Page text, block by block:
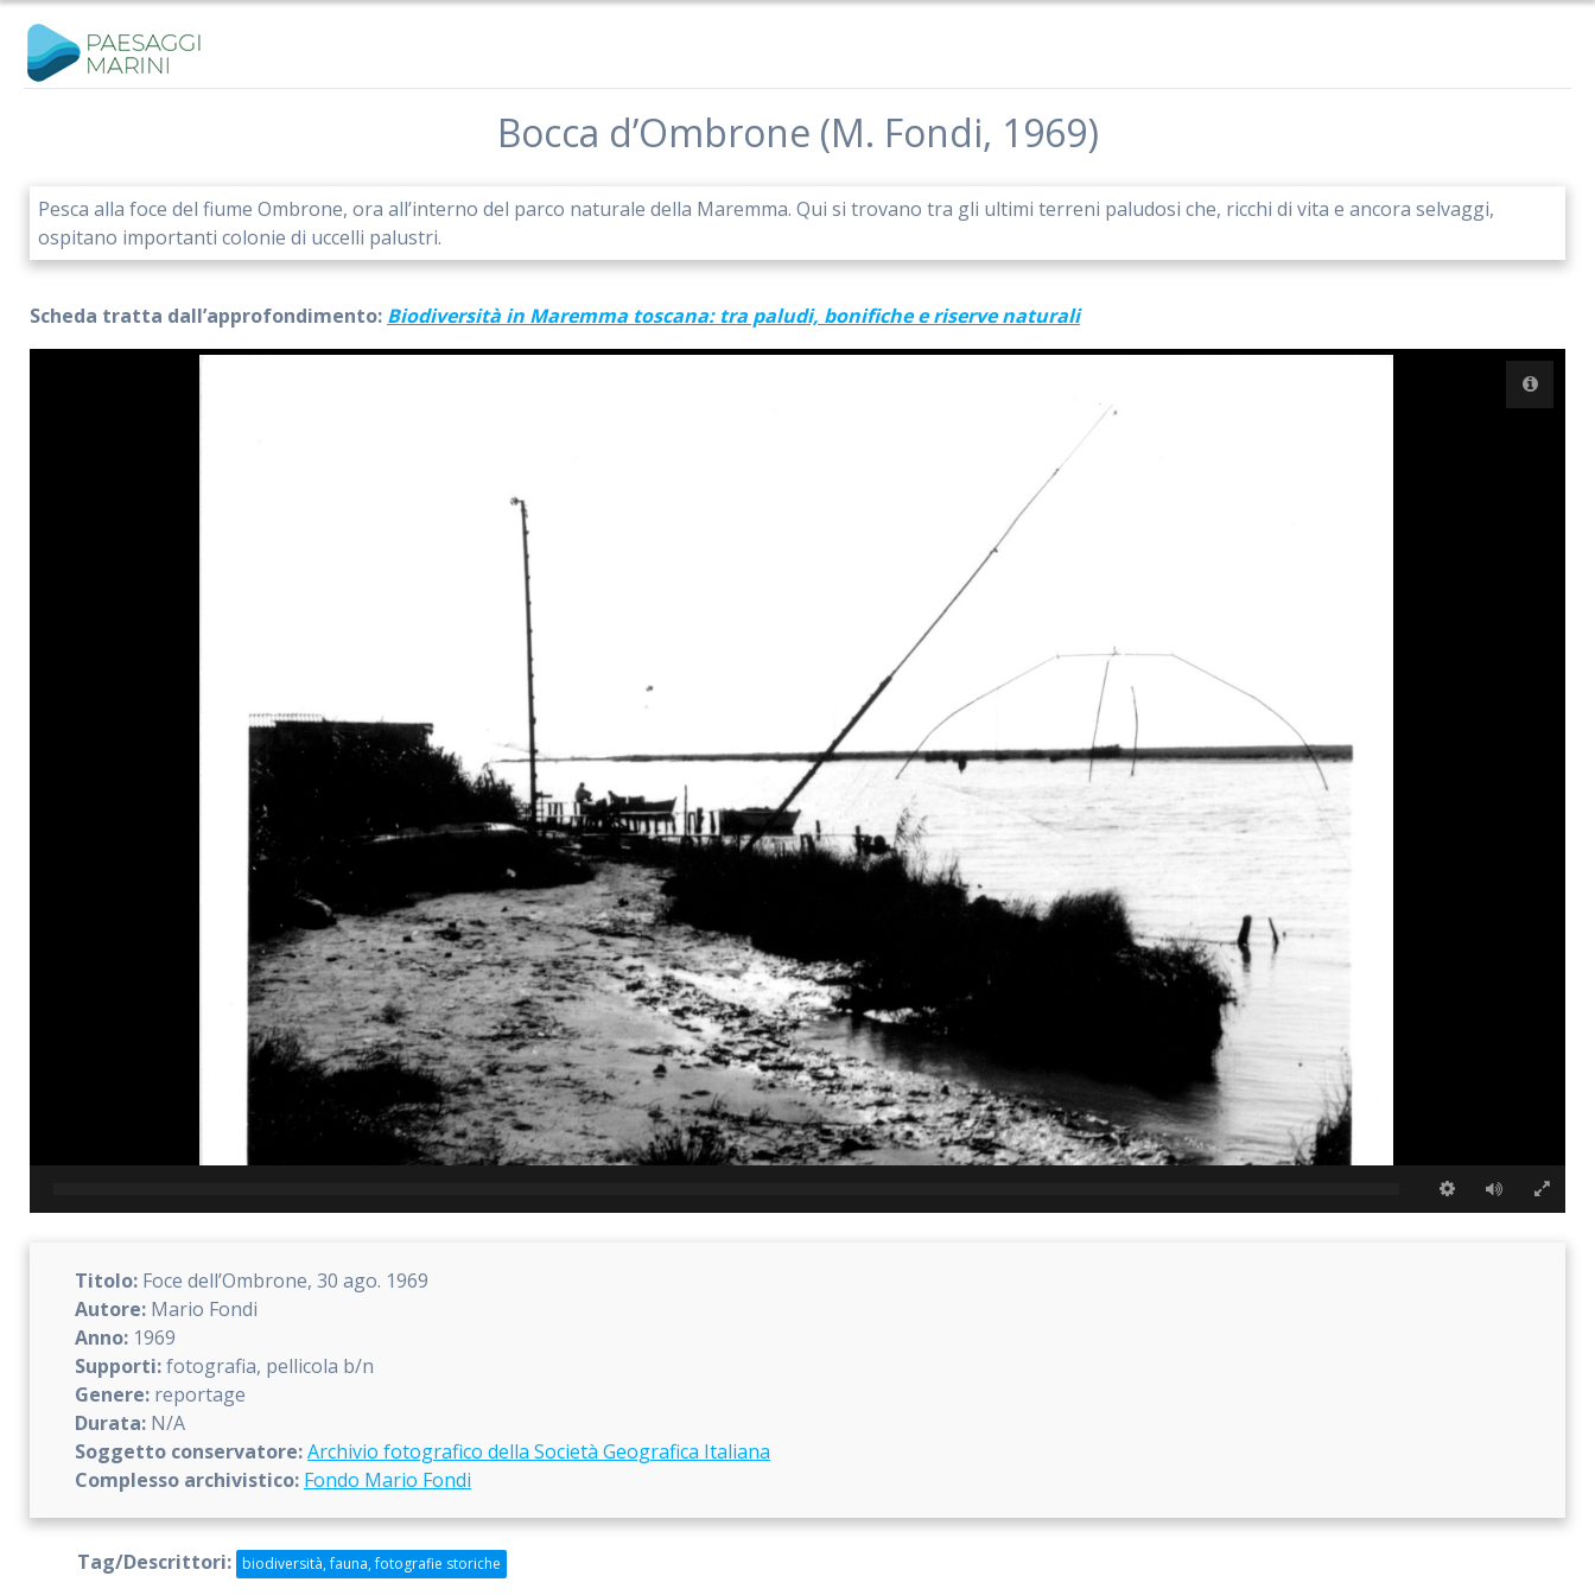
contenuto
Bocca d’Ombrone (M. Fondi, 1969)
Pesca alla foce del fiume Ombrone, ora all’interno del parco naturale della Maremma. Qui si trovano tra gli ultimi terreni paludosi che, ricchi di vita e ancora selvaggi,
ospitano importanti colonie di uccelli palustri.
Scheda tratta dall’approfondimento: Biodiversità in Maremma toscana: tra paludi, bonifiche e riserve naturali
Titolo: Foce dell’Ombrone, 30 ago. 1969
Autore: Mario Fondi
Anno: 1969
Supporti:fotografia, pellicola b/n
Genere: reportage
Durata: N/A
Soggetto conservatore:Archivio fotografico della Società Geografica Italiana
Complesso archivistico: Fondo Mario Fondi
Tag/Descrittori: biodiversità, fauna, fotografie storiche